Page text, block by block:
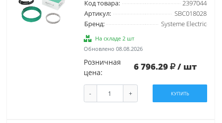
Код товара:
2397044
Артикул:
SBC018028
Бренд:
Systeme Electric
На складе 2 шт
Обновлено 08.08.2026
Розничная
цена:
6 796.29 / шт
- + КУПИТЬ